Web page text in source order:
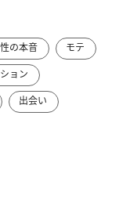
の本音
モテ
ョン
出会い